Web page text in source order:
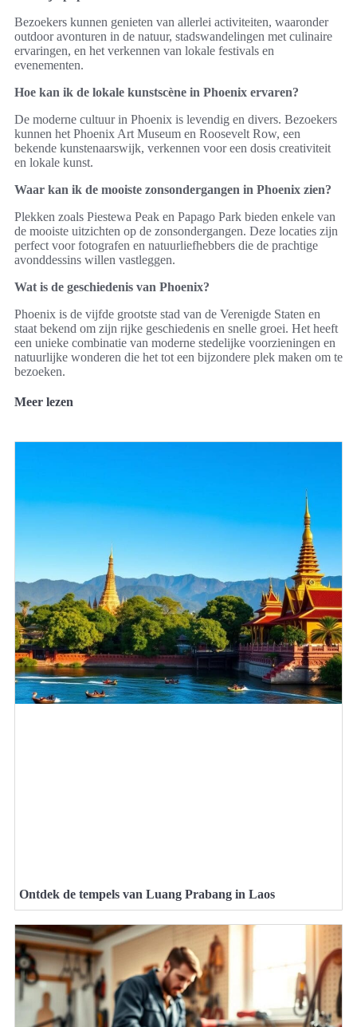
Bezoekers kunnen genieten van allerlei activiteiten, waaronder
outdoor avonturen in de natuur, stadswandelingen met culinaire
ervaringen, en het verkennen van lokale festivals en
evenementen.
Hoe kan ik de lokale kunstscène in Phoenix ervaren?
De moderne cultuur in Phoenix is levendig en divers. Bezoekers
kunnen het Phoenix Art Museum en Roosevelt Row, een
bekende kunstenaarswijk, verkennen voor een dosis creativiteit
en lokale kunst.
Waar kan ik de mooiste zonsondergangen in Phoenix zien?
Plekken zoals Piestewa Peak en Papago Park bieden enkele van
de mooiste uitzichten op de zonsondergangen. Deze locaties zijn
perfect voor fotografen en natuurliefhebbers die de prachtige
avonddessins willen vastleggen.
Wat is de geschiedenis van Phoenix?
Phoenix is de vijfde grootste stad van de Verenigde Staten en
staat bekend om zijn rijke geschiedenis en snelle groei. Het heeft
een unieke combinatie van moderne stedelijke voorzieningen en
natuurlijke wonderen die het tot een bijzondere plek maken om te
bezoeken.
Meer lezen
Ontdek de tempels van Luang Prabang in Laos